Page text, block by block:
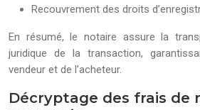
Recouvrement des droits
En résumé, le notaire assure la
juridique de la transaction,
vendeur et de l’acheteur.
Décryptage des frais de